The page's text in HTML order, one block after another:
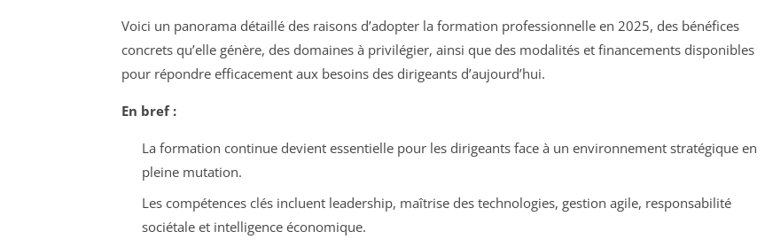
Voici un panorama détaillé des raisons d’adopter la formation professionnelle en 2025, des bénéfices
concrets qu’elle génère, des domaines à privilégier, ainsi que des modalités et financements disponibles
pour répondre efficacement aux besoins des dirigeants d’aujourd’hui.
En bref :
La formation continue devient essentielle pour les dirigeants face à un environnement stratégique en
pleine mutation.
Les compétences clés incluent leadership, maîtrise des technologies, gestion agile, responsabilité
sociétale et intelligence économique.